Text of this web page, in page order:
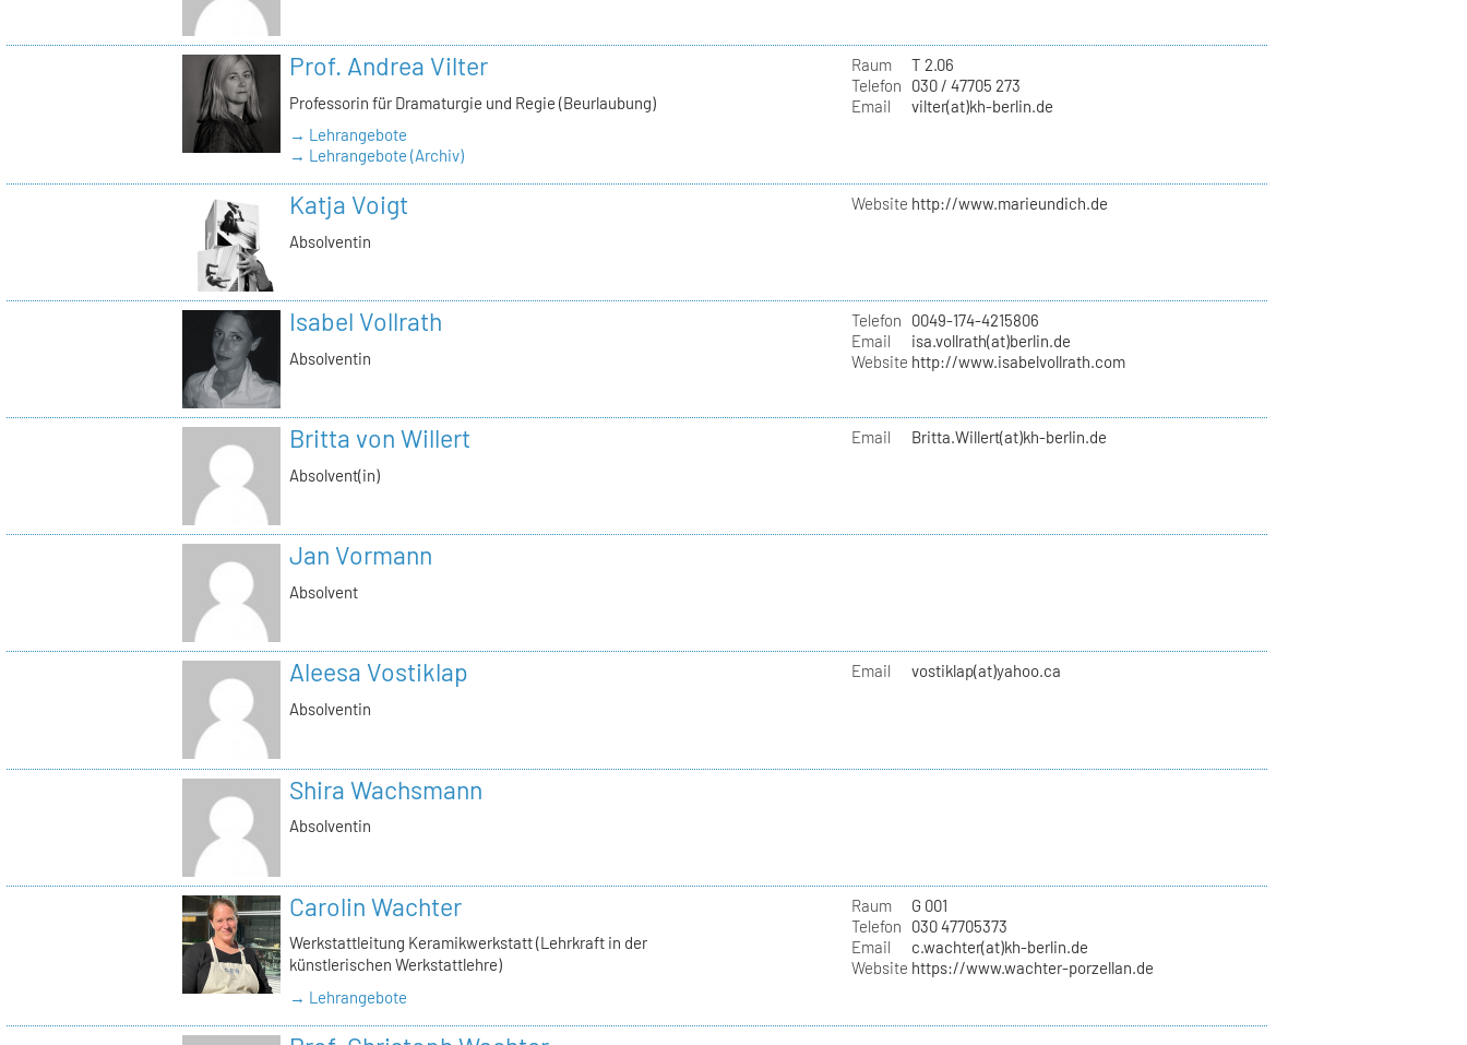
Prof. Andrea Vilter
Professorin für Dramaturgie und Regie (Beurlaubung)
→ Lehrangebote
→ Lehrangebote (Archiv)
Raum
T 2.06
Telefon
030 / 47705 273
Email
vilter(at)kh-berlin.de
Katja Voigt
Absolventin
Website http://www.marieundich.de
Isabel Vollrath
Absolventin
Telefon
0049-174-4215806
Email
isa.vollrath(at)berlin.de
Website http://www.isabelvollrath.com
Britta von Willert
Absolvent(in)
Email Britta.Willert(at)kh-berlin.de
Jan Vormann
Absolvent
Aleesa Vostiklap
Absolventin
Email vostiklap(at)yahoo.ca
Shira Wachsmann
Absolventin
Carolin Wachter
Werkstattleitung Keramikwerkstatt (Lehrkraft in der
künstlerischen Werkstattlehre)
→ Lehrangebote
Raum
G 001
Telefon
030 47705373
Email
c.wachter(at)kh-berlin.de
Website https://www.wachter-porzellan.de